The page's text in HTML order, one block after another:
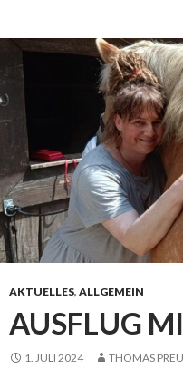
AKTUELLES, ALLGEMEIN
AUSFLUG
1. JULI 2024 THOMAS